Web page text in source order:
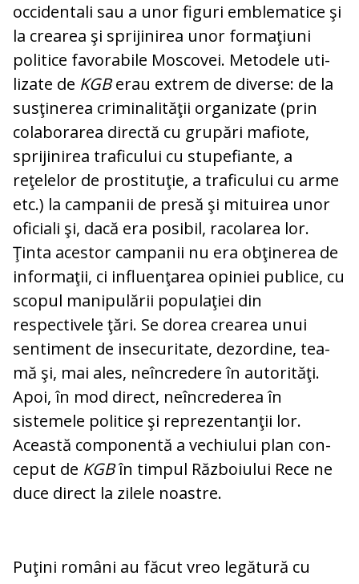
occidentali sau a unor figuri emblematice şi
la crearea şi sprijinirea unor formaţiuni
politice favorabile Moscovei. Metodele uti­
lizate de KGBerau extrem de diverse: de la
susţinerea criminalităţii organizate (prin
colaborarea directă cu grupări ma­fio­te,
sprijinirea traficului cu stupefiante, a
reţelelor de prostituţie, a traficului cu ar­me
etc.) la campanii de presă şi mituirea unor
oficiali şi, dacă era posibil, racolarea lor.
Ţinta acestor campanii nu era obţi­ne­rea de
informaţii, ci influenţarea opiniei pu­blice, cu
scopul manipulării populaţiei din
respectivele ţări. Se dorea crearea unui
sentiment de insecuritate, dezordine, tea­
mă şi, mai ales, neîncredere în au­to­ri­tăţi.
Apoi, în mod direct, neîncrederea în
sistemele politice şi reprezentanţii lor.
Această componentă a vechiului plan con­
ceput de KGBîn timpul Războiului Rece ne
duce direct la zilele noastre.
Puţini români au făcut vreo le­gătură cu